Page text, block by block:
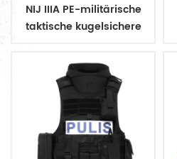
NIJ IIIA PE-militärische
taktische kugelsichere